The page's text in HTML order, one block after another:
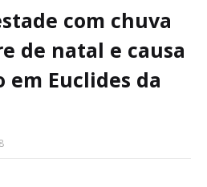
com chuva
de natal e causa
Euclides da